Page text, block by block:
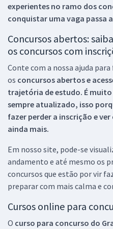
experientes no ramo dos
conquistar uma vaga passa
Concursos abertos:
os concursos com
Conte com a nossa ajuda
os concursos abertos e
trajetória de estudo. É
sempre atualizado, isso
fazer perder a inscrição e
ainda mais.
Em nosso site, pode-se
andamento e até mesmo os
concursos que estão por vir
preparar com mais calma e
Cursos online para
O curso para concurso do